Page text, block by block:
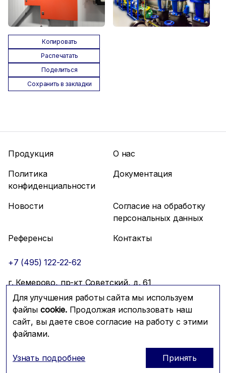
Копировать
Распечатать
Поделиться
Сохранить в закладки
Для улучшения работы сайта мы используем
файлы cookie.Продолжая использовать наш
сайт, вы даете свое согласие на работу с этими
файлами.
Узнать подробнее Принять
Продукция
О нас
Политика
конфиденциальности
Документация
Новости
Согласие на обработку
персональных данных
Референсы
Контакты
+7 (495) 122-22-62
г. Кемерово, пр-кт Советский, д. 61
info@mfmc.ru
Связаться с нами
© 2026 Компания МФМК
Prominado